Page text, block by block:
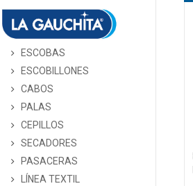
ESCOBAS
ESCOBILLONES
CABOS
PALAS
CEPILLOS
SECADORES
PASACERAS
LÍNEA TEXTIL